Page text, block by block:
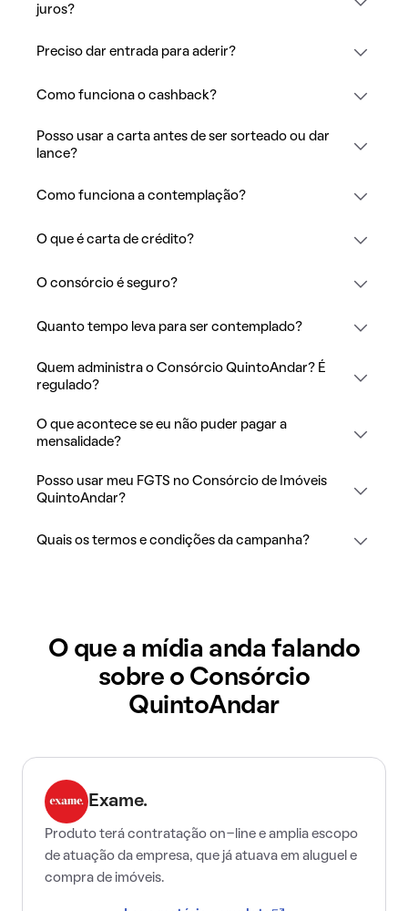
juros?
Preciso dar entrada para aderir?
Como funciona o cashback?
Posso usar a carta antes de ser sorteado ou dar
lance?
Como funciona a contemplação?
O que é carta de crédito?
O consórcio é seguro?
Quanto tempo leva para ser contemplado?
Quem administra o Consórcio QuintoAndar? É
regulado?
O que acontece se eu não puder pagar a
mensalidade?
Posso usar meu FGTS no Consórcio de Imóveis
QuintoAndar?
Quais os termos e condições da campanha?
O que a mídia anda falando
sobre o Consórcio
QuintoAndar
Exame.
Produto terá contratação on-line e amplia escopo
de atuação da empresa, que já atuava em aluguel e
compra de imóveis.